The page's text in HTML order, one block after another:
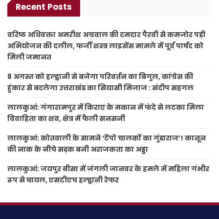
Recent Posts
वरिष्ठ अधिवक्ता अमरीश अग्रवाल की दमदार पैरवी से कमजोर पड़ी
अभियोजन की दलील, फर्जी शस्त्र लाइसेंस मामले में पूर्व पार्षद को
मिली जमानत
8 अगस्त को हल्द्वानी से बजेगा परिवर्तन का बिगुल, कांग्रेस की
हुंकार से बदलेगा उत्तराखंड का सियासी मिजाज : संदीप सहगल
लालकुआं: गंगारामपुर में किराए के मकान में फंदे से लटका मिला
विवाहिता का शव, क्षेत्र में फैली सनसनी
लालकुआं: कोतवाली के सामने ‘टेंपो चालकों का गुंडाराज’! कानून
की नाक के नीचे सड़क बनी अराजकता का अड्डा
लालकुआं: जयपुर बीसा में जंगली जानवर के हमले में महिला गंभीर
रूप से घायल, एसटीएच हल्द्वानी रेफर